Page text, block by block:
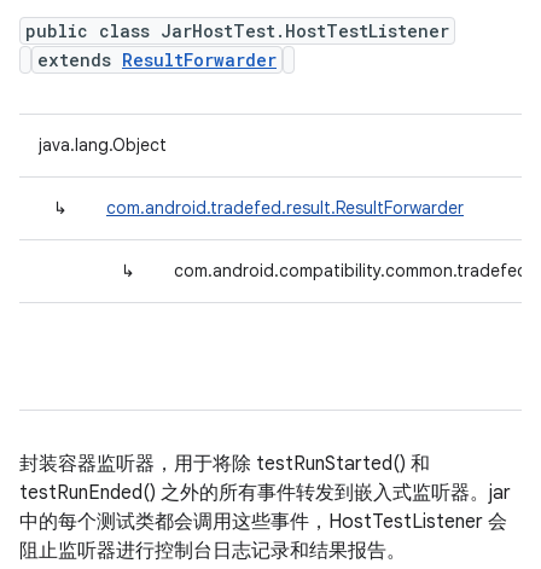
public class JarHostTest.HostTestListener
extends ResultForwarder
java.lang.Object
↳ com.android.tradefed.result.ResultForwarder
↳
封装容器监听器，用于将除 testRunStarted() 和
testRunEnded() 之外的所有事件转发到嵌入式监听器。jar
中的每个测试类都会调用这些事件，HostTestListener 会
阻止监听器进行控制台日志记录和结果报告。